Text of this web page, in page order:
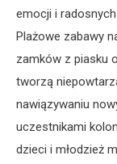
emocji i
Plażowe zabawy
zamków z piasku
tworzą
nawiązywaniu
uczestnikami
dzieci i młodzież